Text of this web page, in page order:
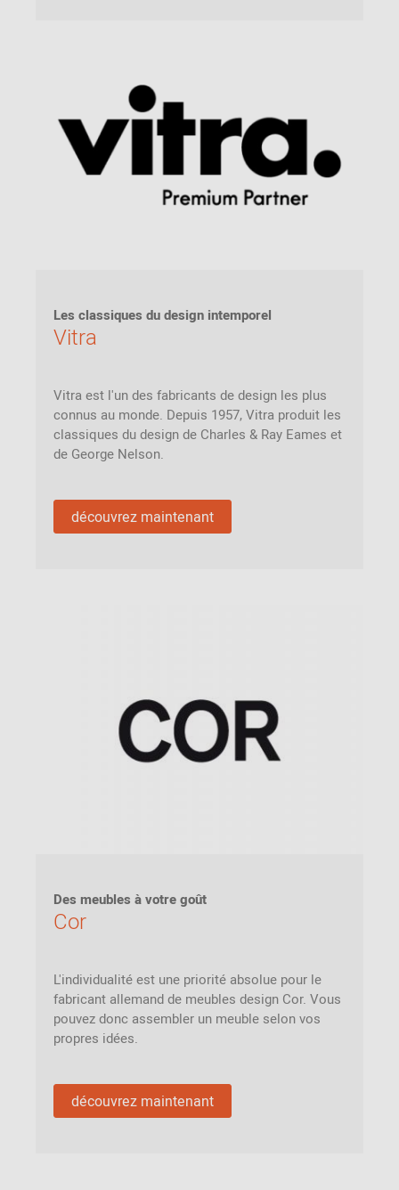
Les classiques du design intemporel
Vitra
Vitra est l'un des fabricants de design les plus
connus au monde. Depuis 1957, Vitra produit les
classiques du design de Charles & Ray Eames et
de George Nelson.
découvrez maintenant
Des meubles à votre goût
Cor
L'individualité est une priorité absolue pour le
fabricant allemand de meubles design Cor. Vous
pouvez donc assembler un meuble selon vos
propres idées.
découvrez maintenant